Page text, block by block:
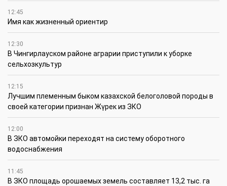
12:45
Имя как жизненный ориентир
12:30
В Чингирлауском районе аграрии приступили к уборке
сельхозкультур
12:15
Лучшим племенным быком казахской белоголовой породы в
своей категории признан Жүрек из ЗКО
12:00
В ЗКО автомойки переходят на систему оборотного
водоснабжения
11:45
В ЗКО площадь орошаемых земель составляет 13,2 тыс. га